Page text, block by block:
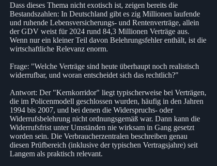
Dass dieses Thema nicht exotisch ist, zeigen bereits die
Bestandszahlen: In Deutschland gibt es zig Millionen laufende
und ruhende Lebensversicherungs- und Rentenverträge, allein
der GDV weist für 2024 rund 84,3 Millionen Verträge aus.
Wenn nur ein kleiner Teil davon Belehrungsfehler enthält, ist die
wirtschaftliche Relevanz enorm.
Frage: "Welche Verträge sind heute überhaupt noch realistisch
widerrufbar, und woran entscheidet sich das rechtlich?"
Antwort: Der "Kernkorridor" liegt typischerweise bei Verträgen,
die im Policenmodell geschlossen wurden, häufig in den Jahren
1994 bis 2007, und bei denen die Widerspruchs- oder
Widerrufsbelehrung nicht ordnungsgemäß war. Dann kann die
Widerrufsfrist unter Umständen nie wirksam in Gang gesetzt
worden sein. Die Verbraucherzentralen beschreiben genau
diesen Prüfbereich (inklusive der typischen Vertragsjahre) seit
Langem als praktisch relevant.